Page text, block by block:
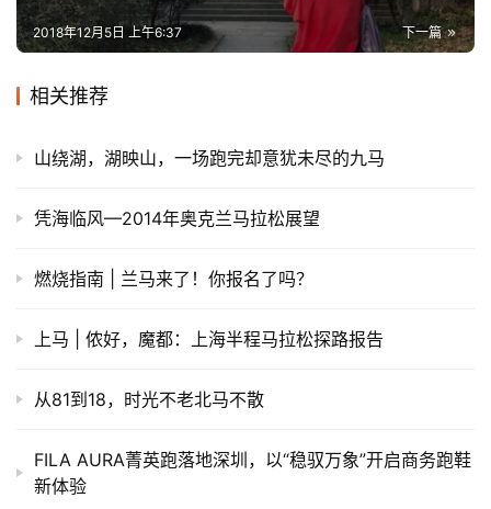
下一篇
2018年12月5日 上午6:37
相关推荐
山绕湖，湖映山，一场跑完却意犹未尽的九马
凭海临风—2014年奥克兰马拉松展望
燃烧指南 | 兰马来了！你报名了吗？
上马 | 侬好，魔都：上海半程马拉松探路报告
从81到18，时光不老北马不散
FILA AURA菁英跑落地深圳，以“稳驭万象”开启商务跑鞋
新体验